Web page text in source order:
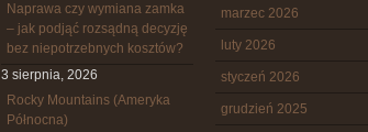
Naprawa czy wymiana zamka
– jak podjąć rozsądną decyzję
bez niepotrzebnych kosztów?
3 sierpnia, 2026
Rocky Mountains (Ameryka
Północna)
marzec 2026
luty 2026
styczeń 2026
grudzień 2025